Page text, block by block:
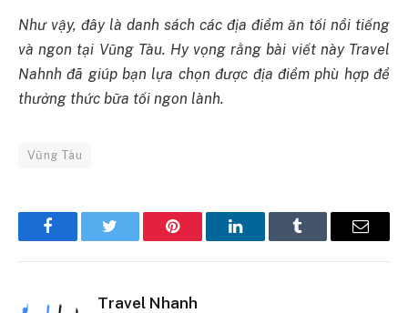
Như vậy, đây là danh sách các địa điểm ăn tối nổi tiếng
và ngon tại Vũng Tàu. Hy vọng rằng bài viết này Travel
Nahnh đã giúp bạn lựa chọn được địa điểm phù hợp để
thưởng thức bữa tối ngon lành.
Vũng Tàu
FacebookTwitter Pinterest LinkedInTumblr Email
Travel Nhanh